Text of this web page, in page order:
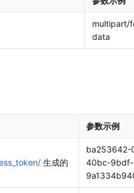
multipart/
data
参数示例
生成的
ba253642-
40bc-9bdf-